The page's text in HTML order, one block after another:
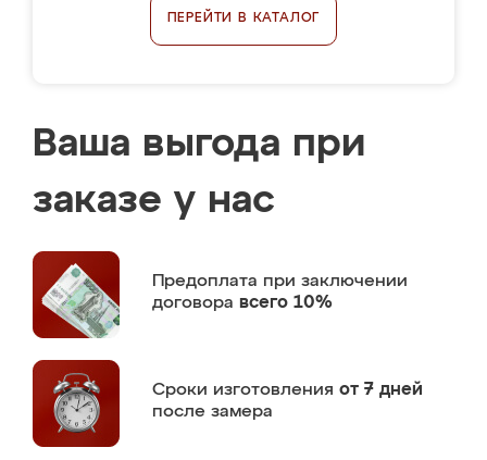
ПЕРЕЙТИ В КАТАЛОГ
Ваша выгода при
заказе у нас
Предоплата при заключении
договора всего 10%
Сроки изготовления от 7 дней
после замера